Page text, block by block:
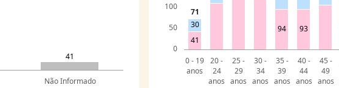
41
Não Informado
41
94 93
30
71
0
50
100
0 - 19
anos
20 -
24
anos
25 -
29
anos
30 -
34
anos
35 -
39
anos
40 -
44
anos
45 -
49
anos